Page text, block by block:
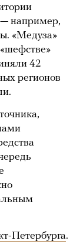
например,
«Медуза»
42
регионов
Петербурга.